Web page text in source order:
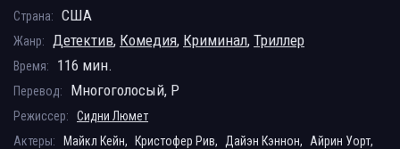
Страна: США
Жанр: Детектив, Комедия, Криминал, Триллер
Время: 116 мин.
Перевод: Многоголосый, P
Режиссер:
Сидни Люмет
Актеры:
Майкл Кейн, Кристофер Рив, Дайэн Кэннон,
Айрин Уорт,